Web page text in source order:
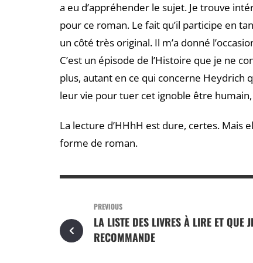
a eu d’appréhender le sujet. Je trouve
pour ce roman. Le fait qu’il participe en
un côté très original. Il m’a donné
C’est un épisode de l’Histoire que je ne
plus, autant en ce qui concerne Heydrich
leur vie pour tuer cet ignoble être
La lecture d’HHhH est dure, certes. Mais
forme de roman.
PREVIOUS
LA LISTE DES LIVRES À LIRE ET QUE
RECOMMANDE